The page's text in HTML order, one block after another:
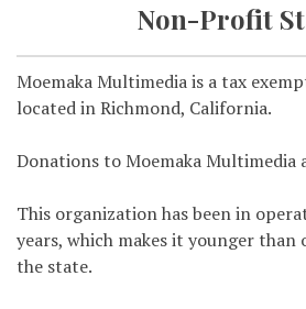
Non-Profit
Moemaka Multimedia is a tax
located in Richmond, California.
Donations to Moemaka Multimedia
This organization has been in
years, which makes it younger
the state.